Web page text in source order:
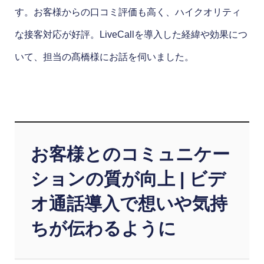
す。お客様からの口コミ評価も高く、ハイクオリティ
な接客対応が好評。LiveCallを導入した経緯や効果につ
いて、担当の髙橋様にお話を伺いました。
お客様とのコミュニケー
ションの質が向上 | ビデ
オ通話導入で想いや気持
ちが伝わるように